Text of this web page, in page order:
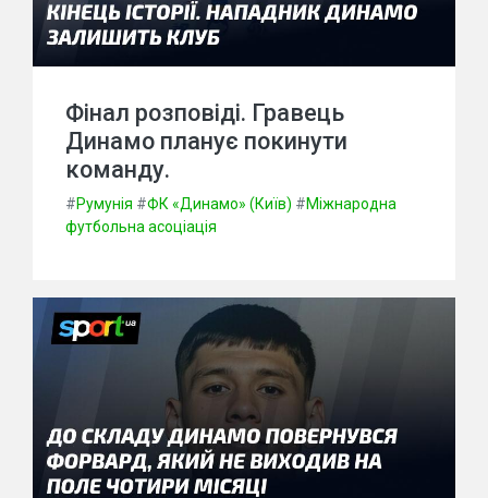
Фінал розповіді. Гравець
Динамо планує покинути
команду.
#Румунія #ФК «Динамо» (Київ) #Міжнародна
футбольна асоціація